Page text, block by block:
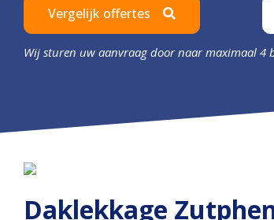
Vergelijk offertes
Wij sturen uw aanvraag door naar maximaal 4
Daklekkage